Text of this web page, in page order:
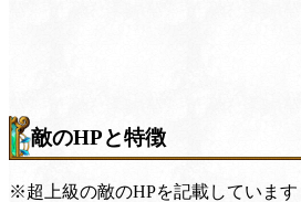
敵のHPと特徴
※超上級の敵のHPを記載しています